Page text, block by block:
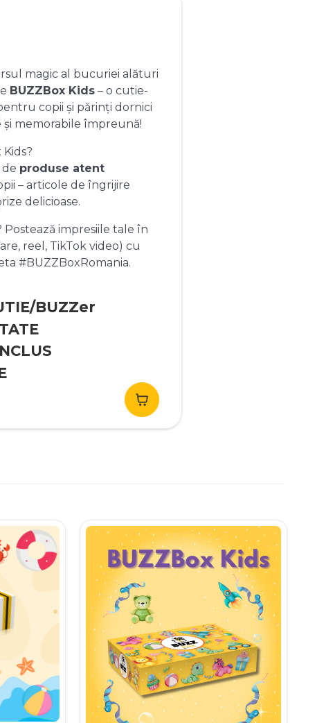
magic al bucuriei alături
BUZZBox Kids– o cutie-
copii și părinți dornici
memorabile împreună!
produse atent
– articole de îngrijire
delicioase.
impresiile tale în
reel, TikTok video) cu
#BUZZBoxRomania.
BUZZer